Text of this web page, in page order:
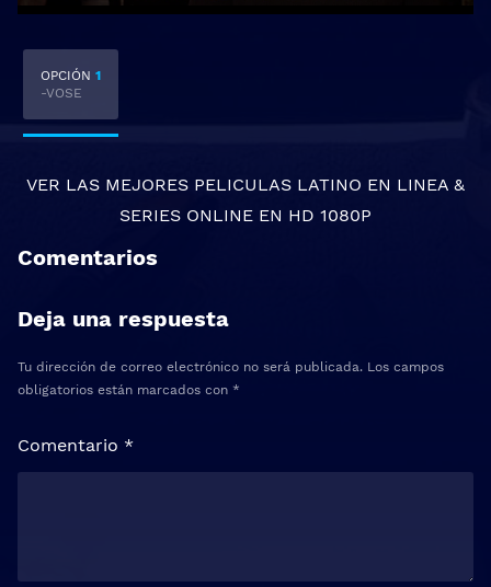
OPCIÓN 1
-VOSE
VER LAS MEJORES PELICULAS LATINO EN LINEA &
SERIES ONLINE EN HD 1080P
Comentarios
Deja una respuesta
Tu dirección de correo electrónico no será publicada. Los campos
obligatorios están marcados con *
Comentario *